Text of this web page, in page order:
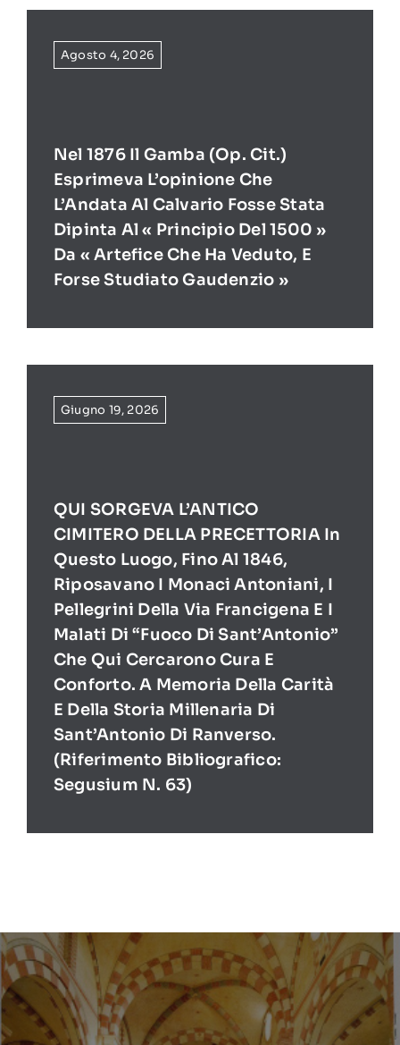
Agosto 4, 2026
Nel 1876 Il Gamba (op. Cit.)
Esprimeva L’opinione Che
L’Andata Al Calvario Fosse Stata
Dipinta Al « Principio Del 1500 »
Da « Artefice Che Ha Veduto, E
Forse Studiato Gaudenzio »
Giugno 19, 2026
QUI SORGEVA L’ANTICO
CIMITERO DELLA PRECETTORIA In
Questo Luogo, Fino Al 1846,
Riposavano I Monaci Antoniani, I
Pellegrini Della Via Francigena E I
Malati Di “Fuoco Di Sant’Antonio”
Che Qui Cercarono Cura E
Conforto. A Memoria Della Carità
E Della Storia Millenaria Di
Sant’Antonio Di Ranverso.
(Riferimento Bibliografico:
Segusium N. 63)